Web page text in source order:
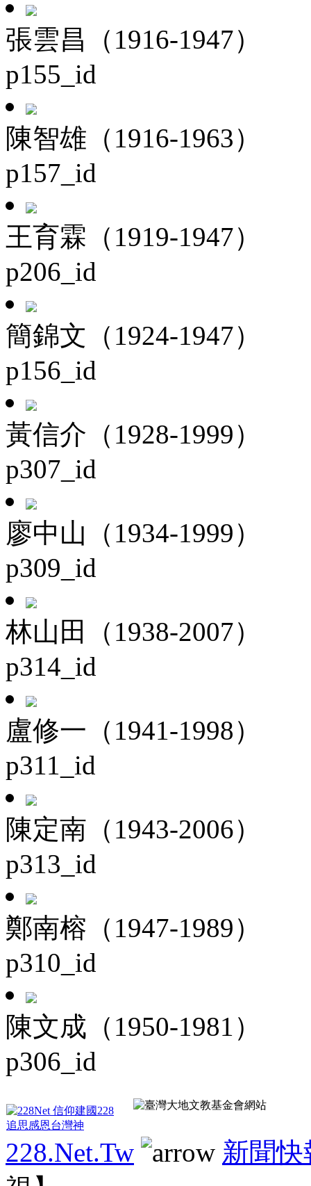
張雲昌（1916-1947）
p155_id
陳智雄（1916-1963）
p157_id
王育霖（1919-1947）
p206_id
簡錦文（1924-1947）
p156_id
黃信介（1928-1999）
p307_id
廖中山（1934-1999）
p309_id
林山田（1938-2007）
p314_id
盧修一（1941-1998）
p311_id
陳定南（1943-2006）
p313_id
鄭南榕（1947-1989）
p310_id
陳文成（1950-1981）
p306_id
228.Net.Tw
新聞快